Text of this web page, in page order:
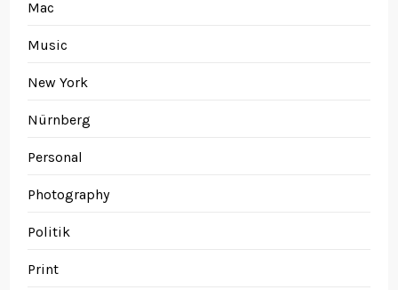
Mac
Music
New York
Nürnberg
Personal
Photography
Politik
Print